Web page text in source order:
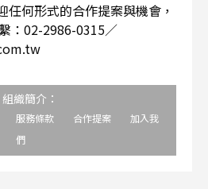
任何形式的合作提案與機會，
：02-2986-0315／
組織簡介：
服務條款 合作提案
加入我
們